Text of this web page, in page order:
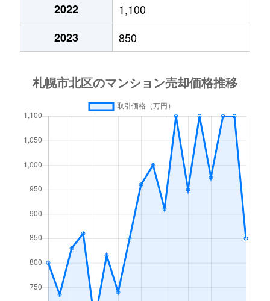
あいの里２条
550万円
あいの里２条
600万円
あいの里２条
あいの里教育大
あいの里３条
1,300万円 あいの里教育大
あいの里公園
麻生町
2,200万円 麻生
北６条西
1,200万円 札幌(ＪＲ)
北７条西
610万円
北７条西
2,300万円
北７条西
4,000万円
2022
1,100
2023
850